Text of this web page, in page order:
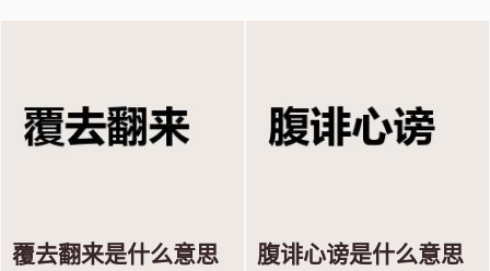
覆去翻来是什么意思 腹诽心谤是什么意思